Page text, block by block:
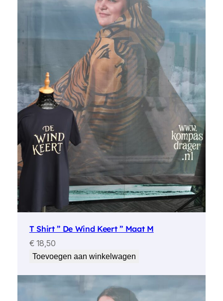
T Shirt ” De Wind Keert ” Maat M
€18,50
Toevoegen aan winkelwagen